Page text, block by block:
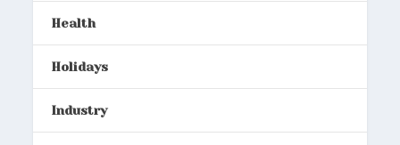
Health
Holidays
Industry